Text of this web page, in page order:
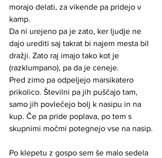
morajo delati, za vikende pa pridejo v
kamp.
Da ni urejeno pa je zato, ker ljudje ne
dajo urediti saj takrat bi najem mesta bil
dražji. Zato raj imajo tako kot je
(razklumpano), pa da je ceneje.
Pred zimo pa odpeljejo marsikatero
prikolico. Številni pa jih puščajo tam,
samo jih povlečejo bolj k nasipu in na
kup. Če pa pride poplava, po tem s
skupnimi močmi potegnejo vse na nasip.
Po klepetu z gospo sem še malo sedela